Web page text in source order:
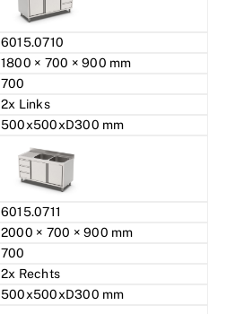
6015.0710
1800 × 700 × 900 mm
700
2x Links
500x500xD300 mm
6015.0711
2000 × 700 × 900 mm
700
2x Rechts
500x500xD300 mm